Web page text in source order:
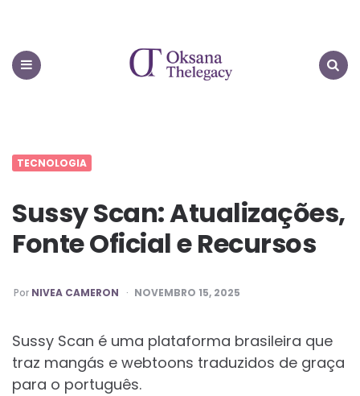
TECNOLOGIA
Sussy Scan: Atualizações,
Fonte Oficial e Recursos
PUBLICADO
POR
Por NIVEA CAMERON NOVEMBRO 15, 2025
Sussy Scan é uma plataforma brasileira que
traz mangás e webtoons traduzidos de graça
para o português.